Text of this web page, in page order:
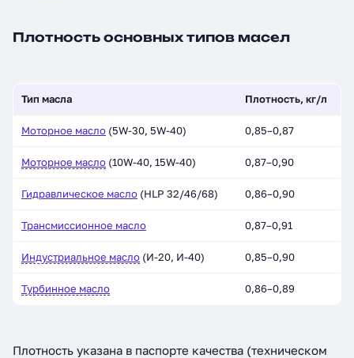
Плотность основных типов масел
Тип масла Плотность, кг/л
Моторное масло (5W-30, 5W-40) 0,85–0,87
Моторное масло (10W-40, 15W-40) 0,87–0,90
Гидравлическое масло (HLP 32/46/68) 0,86–0,90
Трансмиссионное масло 0,87–0,91
Индустриальное масло (И-20, И-40) 0,85–0,90
Турбинное масло 0,86–0,89
Плотность указана в паспорте качества (техническом